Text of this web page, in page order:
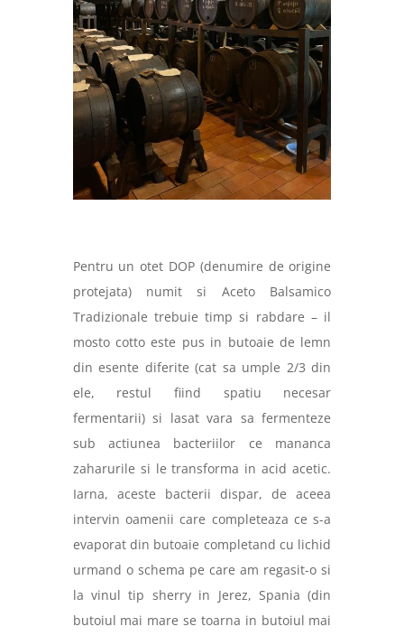
Pentru un otet DOP (denumire de origine
protejata) numit si Aceto Balsamico
Tradizionale trebuie timp si rabdare – il
mosto cotto este pus in butoaie de lemn
din esente diferite (cat sa umple 2/3 din
ele, restul fiind spatiu necesar
fermentarii) si lasat vara sa fermenteze
sub actiunea bacteriilor ce mananca
zaharurile si le transforma in acid acetic.
Iarna, aceste bacterii dispar, de aceea
intervin oamenii care completeaza ce s-a
evaporat din butoaie completand cu lichid
urmand o schema pe care am regasit-o si
la vinul tip sherry in Jerez, Spania (din
butoiul mai mare se toarna in butoiul mai